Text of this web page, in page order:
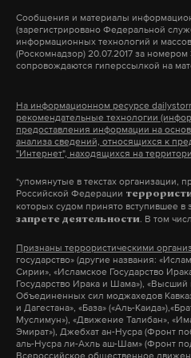
Саватеев Р.А.
Матвеев В.И.
Синий А.И.
Джумагулов А.М.
Жамбалов Д.А.
Разуваев Н.С.
Болбуреев З.С.
Пидцев Н.С.
Асенов Ж.С.
Мосяков С.В.
Лоновой А.В.
Асонов У.А.
Николаев В.М.
Макс
Дзен
Сообщения и материалы
(зарегистрировано Федеральной
информационных технологий и
(Роскомнадзор) 20.07.2017 за
сопровождаются гиперссылкой на
На информационном ресурсе
рекомендательные технологии
предоставления информации на
анализа сведений, относящихся к
"Интернет", находящихся на
*упомянутые в текстах организации,
Российской Федерации
которых судом принято вступившее в
запрете деятельности. В том
Признаны террористическими
государство» (другие названия:
Сирии», «Исламское Государство
Государство Ирака и Шама»),
Объединенных сил моджахедов
и Дагестана», «База» («Аль-
Муслимун»), «Движение Талибан»,
Эмират»), Джебхат ан-Нусра (Фронт
аль-Нусра ли-Ахль аш-Шам» (Фронт
Всероссийское общественное